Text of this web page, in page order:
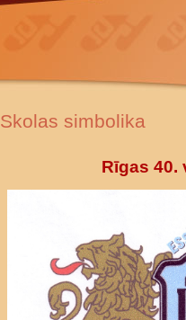
Skolas simbolika
Rīgas